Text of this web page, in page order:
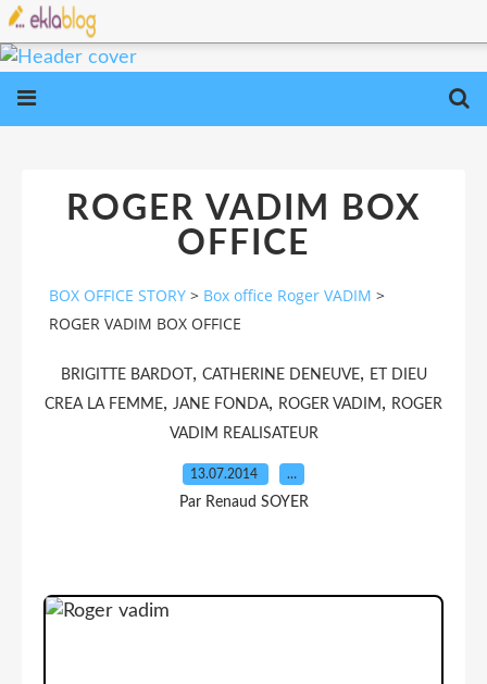
ROGER VADIM BOX
OFFICE
BOX OFFICE STORY > Box office Roger VADIM >
ROGER VADIM BOX OFFICE
BRIGITTE BARDOT , CATHERINE DENEUVE, ET DIEU
CREA LA FEMME, JANE FONDA, ROGER VADIM , ROGER
VADIM REALISATEUR
13.07.2014 …
Par Renaud SOYER